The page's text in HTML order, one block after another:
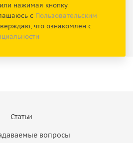
нажимая кнопку
с Пользовательским
что ознакомлен с
Статьи
вопросы